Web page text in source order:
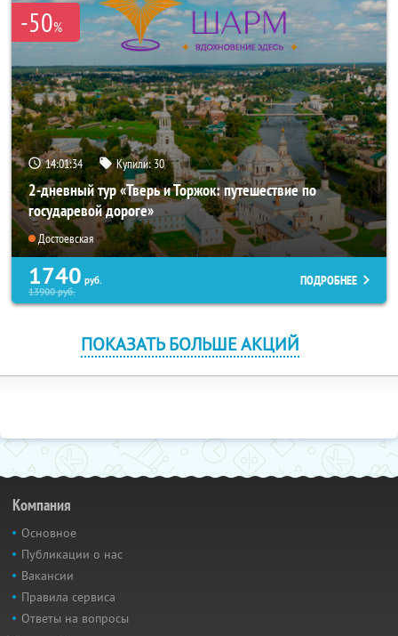
-50%
14:01:32 Купили:30
2-дневный тур «Тверь и Торжок: путешествие по
государевой дороге»
Достоевская
1740 руб.
13900руб.
ПОДРОБНЕЕ
ПОКАЗАТЬ БОЛЬШЕ АКЦИЙ
Компания
Основное
Публикации о нас
Вакансии
Правила сервиса
Ответы на вопросы